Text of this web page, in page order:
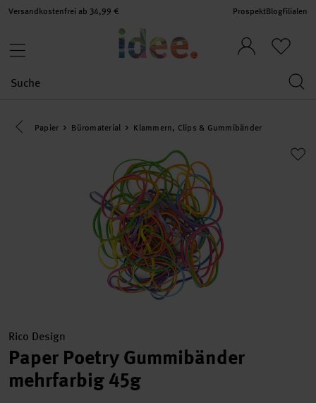
Versandkostenfrei ab 34,99 € ProspektBlogFilialen
Eine Kategorie zurück navigieren
Papier Büromaterial Klammern, Clips & Gummibänder
Rico Design
Paper Poetry Gummibänder
mehrfarbig 45g